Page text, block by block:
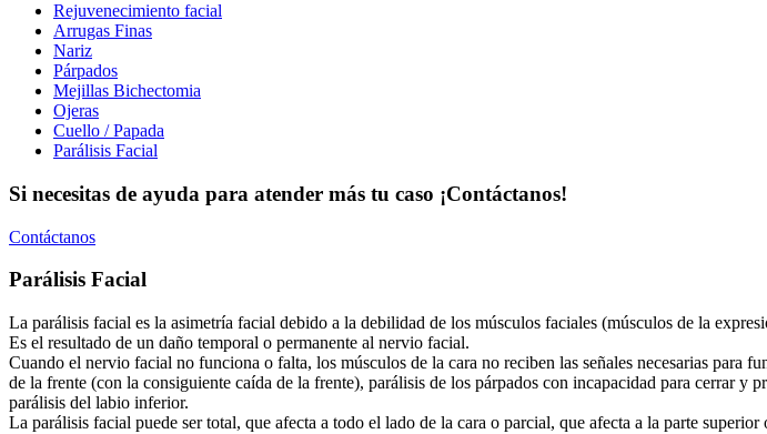
Rejuvenecimiento facial
Arrugas Finas
Nariz
Párpados
Mejillas Bichectomia
Ojeras
Cuello / Papada
Parálisis Facial
Si necesitas de ayuda para atender más tu caso ¡Contáctanos!
Contáctanos
Parálisis Facial
La parálisis facial es la asimetría facial debido a la debilidad de los músculos faciales (músculos de la
Es el resultado de un daño temporal o permanente al nervio facial.
Cuando el nervio facial no funciona o falta, los músculos de la cara no reciben las señales necesarias para
de la frente (con la consiguiente caída de la frente), parálisis de los párpados con incapacidad para cerrar
parálisis del labio inferior.
La parálisis facial puede ser total, que afecta a todo el lado de la cara o parcial, que afecta a la parte superior